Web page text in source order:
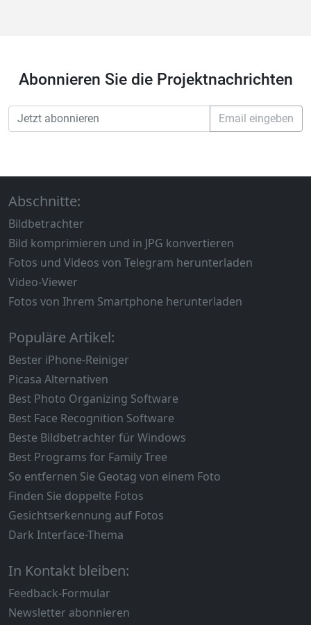
Abonnieren Sie die Projektnachrichten
Email eingeben
Abschnitte:
Bildbetrachter
Bild komprimieren und in JPG konvertieren
Fotos und Videos von Telegram herunterladen
Video-Viewer
Fotos von Ihrem Smartphone herunterladen
Populäre Artikel:
Bester iPhone-Reiniger
Picasa Alternativen
Best Photo Organizing Software
Best Face Recognition Software
Beste Bildbetrachter für Windows
Best Programs for Family Tree
So entfernen Sie Geotag von einem Foto
Finden Sie doppelte Fotos
Gesichtserkennung auf Fotos
Dark Interface-Thema
In Kontakt bleiben:
Feedback-Formular
Newsletter abonnieren